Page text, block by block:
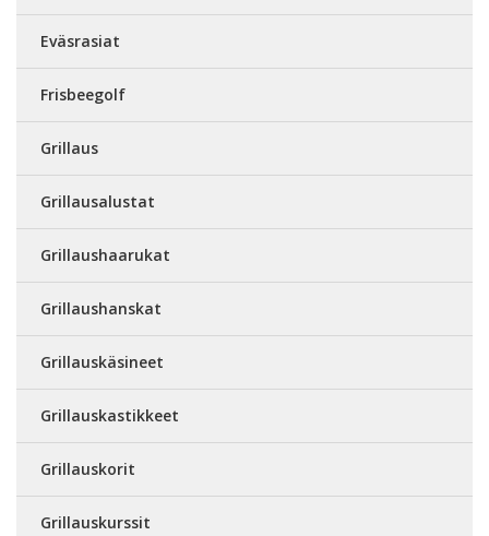
Eväsrasiat
Frisbeegolf
Grillaus
Grillausalustat
Grillaushaarukat
Grillaushanskat
Grillauskäsineet
Grillauskastikkeet
Grillauskorit
Grillauskurssit